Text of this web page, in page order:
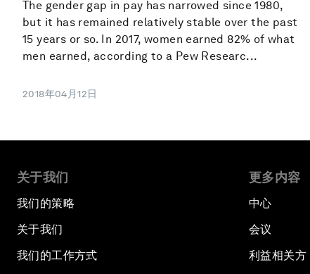
The gender gap in pay has narrowed since 1980,
but it has remained relatively stable over the past
15 years or so. In 2017, women earned 82% of what
men earned, according to a Pew Researc...
2018年04月12日
关于我们
我们的策略
关于我们
我们的工作方式
更多内容
中心
会议
利益相关方